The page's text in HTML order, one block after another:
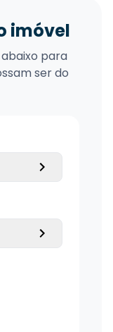
imóvel
para
ser do